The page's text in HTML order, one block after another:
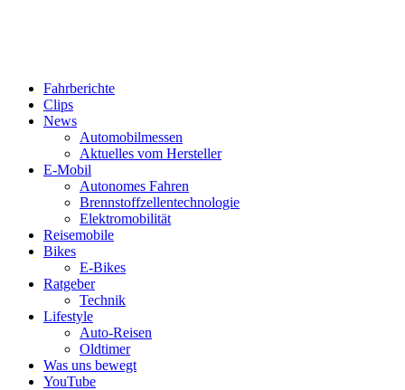
Fahrberichte
Clips
News
Automobilmessen
Aktuelles vom Hersteller
E-Mobil
Autonomes Fahren
Brennstoffzellentechnologie
Elektromobilität
Reisemobile
Bikes
E-Bikes
Ratgeber
Technik
Lifestyle
Auto-Reisen
Oldtimer
Was uns bewegt
YouTube